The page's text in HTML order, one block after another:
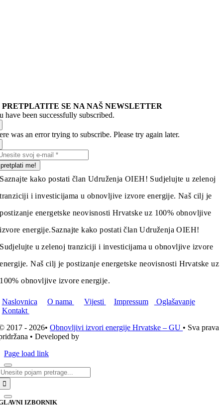
PRETPLATITE SE NA NAŠ NEWSLETTER
have been successfully subscribed.
was an error trying to subscribe. Please try again later.
pretplati me!
Saznajte kako postati član Udruženja OIEH! Sudjelujte u zelenoj
tranziciji i investicijama u obnovljive izvore energije. Naš cilj je
postizanje energetske neovisnosti Hrvatske uz 100% obnovljive
izvore energije.Saznajte kako postati član Udruženja OIEH!
Sudjelujte u zelenoj tranziciji i investicijama u obnovljive izvore
energije. Naš cilj je postizanje energetske neovisnosti Hrvatske uz
100% obnovljive izvore energije.
Naslovnica O nama Vijesti Impressum
Oglašavanje
Kontakt
2017 - 2026•Obnovljivi izvori energije Hrvatske – GU • Sva prava
• Developed by
Page load link
IZBORNIK